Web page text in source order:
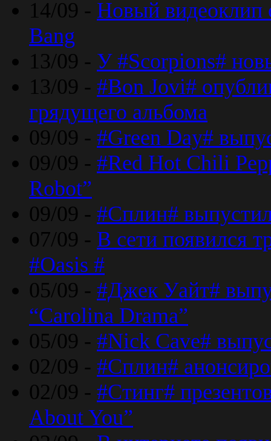
14/09 - Новый видеоклип
Bang
13/09 - У #Scorpions#
13/09 - #Bon Jovi#
грядущего альбома
09/09 - #Green Day#
09/09 - #Red Hot Chili
Robot”
09/09 - #Сплин#
07/09 - В сети появился
#Oasis #
05/09 - #Джек Уайт#
“Carolina Drama”
05/09 - #Nick Cave#
02/09 - #Сплин#
02/09 - #Стинг#
About You”